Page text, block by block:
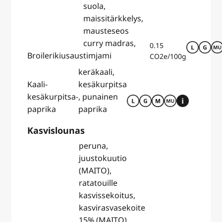
Broilerikiusaus
suola,
maissitärkkelys,
mausteseos
curry madras,
timjami
0.15
CO2e/100g
Kaali-
kesäkurpitsa-
paprika
keräkaali,
kesäkurpitsa
, punainen
paprika
Kasvislounas
peruna,
juustokuutio
(MAITO),
ratatouille
kasvissekoitus,
kasvirasvasekoite